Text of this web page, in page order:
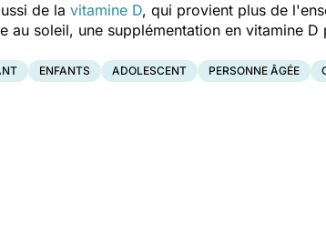
de la vitamine D, qui provient plus de
soleil, une supplémentation en vitamine D
ENFANTS ADOLESCENT PERSONNE ÂGÉE